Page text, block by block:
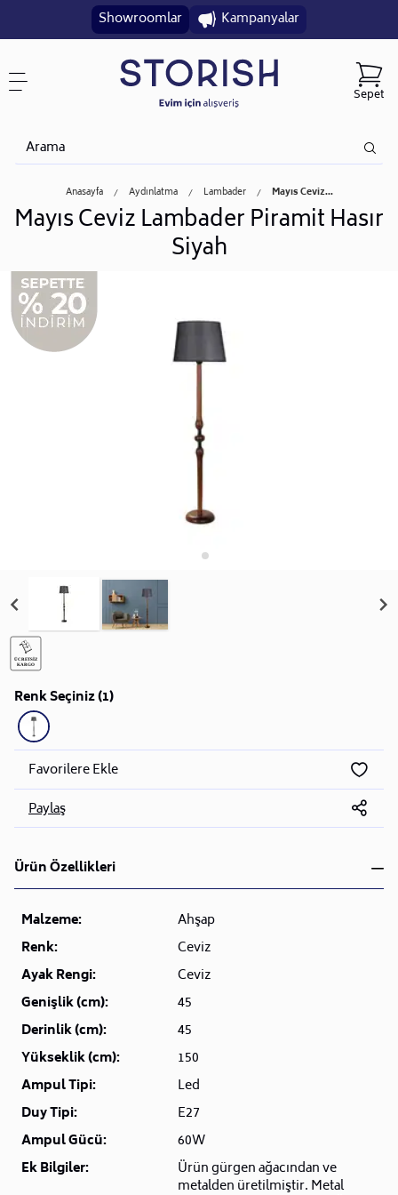
Showroomlar Kampanyalar
Sepet
Anasayfa Aydınlatma Lambader Mayıs Ceviz...
Mayıs Ceviz Lambader Piramit Hasır
Siyah
Renk Seçiniz (1)
Favorilere Ekle
Paylaş
Ürün Özellikleri
Malzeme:
Ahşap
Renk:
Ceviz
Ayak Rengi:
Ceviz
Genişlik (cm):
45
Derinlik (cm):
45
Yükseklik (cm):
150
Ampul Tipi:
Led
Duy Tipi:
E27
Ampul Gücü:
60W
Ek Bilgiler:
Ürün gürgen ağacından ve
metalden üretilmiştir. Metal